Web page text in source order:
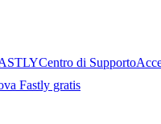
Centro di Supporto
Fastly gratis